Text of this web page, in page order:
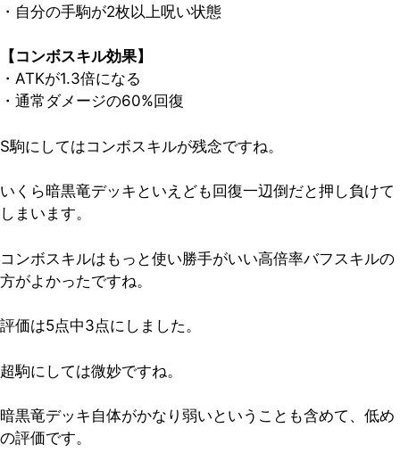
・自分の手駒が2枚以上呪い状態
【コンボスキル効果】
・ATKが1.3倍になる
・通常ダメージの60%回復
S駒にしてはコンボスキルが残念ですね。
いくら暗黒竜デッキといえども回復一辺倒だと押し負けて
しまいます。
コンボスキルはもっと使い勝手がいい高倍率バフスキルの
方がよかったですね。
評価は5点中3点にしました。
超駒にしては微妙ですね。
暗黒竜デッキ自体がかなり弱いということも含めて、低め
の評価です。